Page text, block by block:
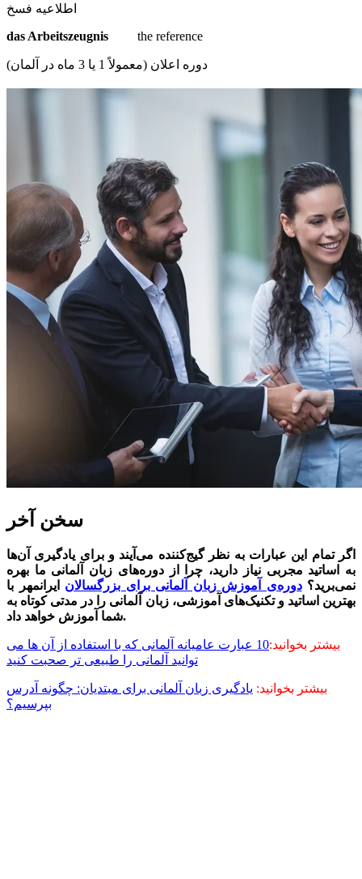
اطلاعیه فسخ
das Arbeitszeugnis
the reference
دوره اعلان (معمولاً 1 یا 3 ماه در آلمان)
سخن آخر
اگر تمام این عبارات به نظر گیج‌کننده می‌آیند و برای یادگیری آن‌ها
به اساتید مجربی نیاز دارید، چرا از دوره‌های زبان آلمانی ما بهره
نمی‌برید؟دوره‌ی‌ آموزش زبان آلمانی برای بزرگسالان ایرانمهر با
بهترین اساتید و تکنیک‌های آموزشی، زبان آلمانی را در مدتی کوتاه به
شما آموزش خواهد داد.
بیشتر بخوانید:
10 عبارت عامیانه آلمانی که با استفاده از آن ها می
توانید آلمانی را طبیعی تر صحبت کنید
بیشتر بخوانید: یادگیری زبان آلمانی برای مبتدیان: چگونه آدرس
بپرسیم؟